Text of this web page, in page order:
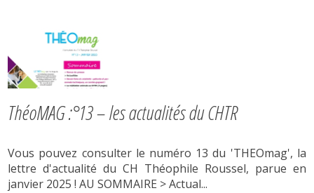
ThéoMAG :°13 – les actualités du CHTR
Vous pouvez consulter le numéro 13 du 'THEOmag', la
lettre d'actualité du CH Théophile Roussel, parue en
janvier 2025 ! AU SOMMAIRE > Actual...